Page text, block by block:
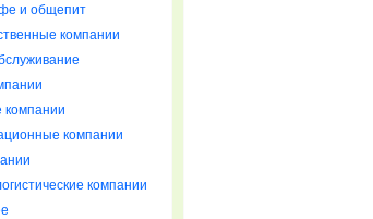
и общепит
компании
компании
компании
компании